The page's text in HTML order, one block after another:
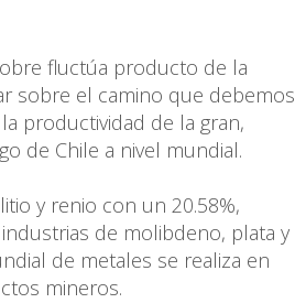
fluctúa producto de la
sobre el camino que debemos
productividad de la gran,
de Chile a nivel mundial.
y renio con un 20.58%,
de molibdeno, plata y
de metales se realiza en
mineros.